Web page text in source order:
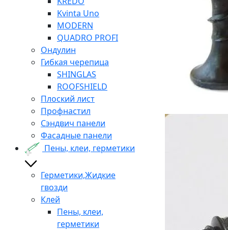
Kvinta Uno
MODERN
QUADRO PROFI
Ондулин
Гибкая черепица
SHINGLAS
ROOFSHIELD
Плоский лист
Профнастил
Сэндвич панели
Фасадные панели
Пены, клеи, герметики
Герметики,Жидкие
гвозди
Клей
Пены, клеи,
герметики